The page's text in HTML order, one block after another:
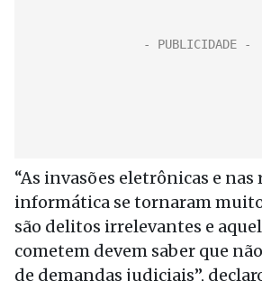
“As invasões eletrônicas e nas
informática se tornaram
são delitos irrelevantes e
cometem devem saber que
de demandas judiciais”,